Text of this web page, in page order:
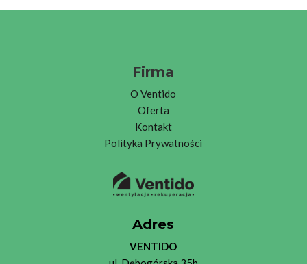
Firma
O Ventido
Oferta
Kontakt
Polityka Prywatności
Adres
VENTIDO